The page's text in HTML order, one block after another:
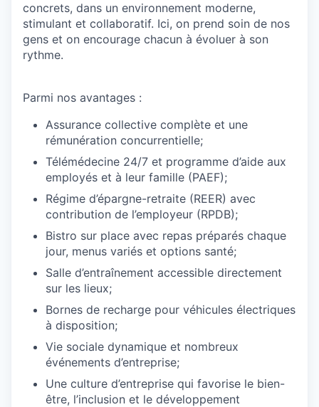
concrets, dans un environnement moderne,
stimulant et collaboratif. Ici, on prend soin de nos
gens et on encourage chacun à évoluer à son
rythme.
Parmi nos avantages :
Assurance collective complète et une
rémunération concurrentielle;
Télémédecine 24/7 et programme d’aide aux
employés et à leur famille (PAEF);
Régime d’épargne-retraite (REER) avec
contribution de l’employeur (RPDB);
Bistro sur place avec repas préparés chaque
jour, menus variés et options santé;
Salle d’entraînement accessible directement
sur les lieux;
Bornes de recharge pour véhicules électriques
à disposition;
Vie sociale dynamique et nombreux
événements d’entreprise;
Une culture d’entreprise qui favorise le bien-
être, l’inclusion et le développement